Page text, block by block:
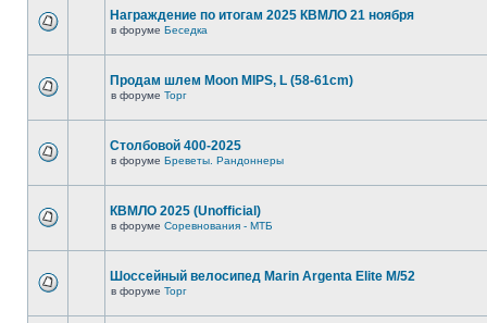
Награждение по итогам 2025 КВМЛО 21 ноября
в форуме Беседка
Продам шлем Moon MIPS, L (58-61cm)
в форуме Торг
Столбовой 400-2025
в форуме Бреветы. Рандоннеры
КВМЛО 2025 (Unofficial)
в форуме Соревнования - МТБ
Шоссейный велосипед Marin Argenta Elite M/52
в форуме Торг